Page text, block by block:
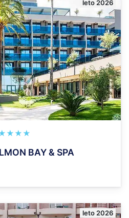
leto 2026
BAY & SPA
leto 2026